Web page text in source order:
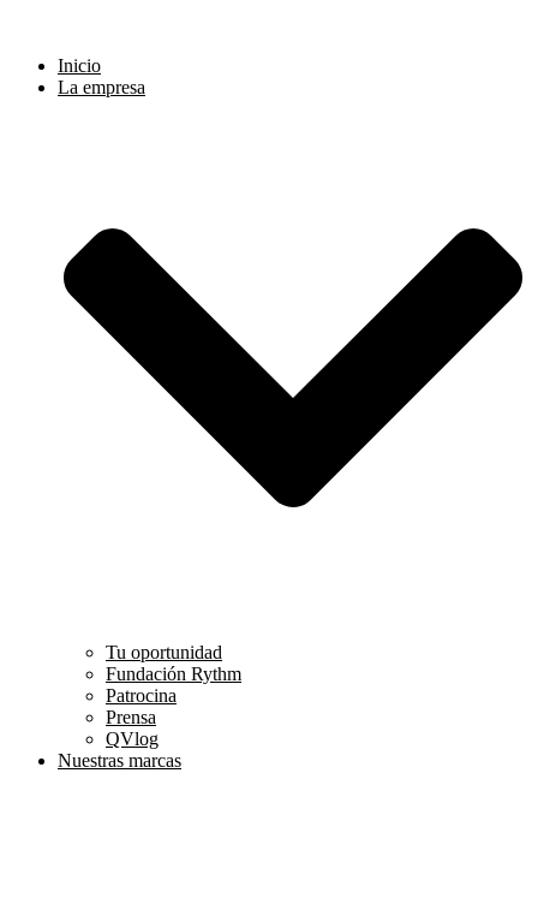
Inicio
La empresa
Tu oportunidad
Fundación Rythm
Patrocina
Prensa
QVlog
Nuestras marcas